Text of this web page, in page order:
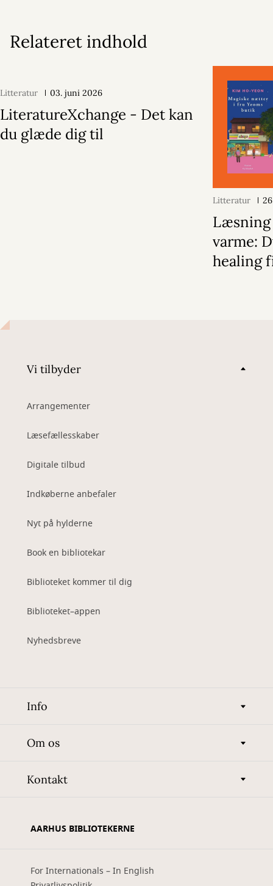
Relateret indhold
Litteratur 03. juni 2026
LiteratureXchange - Det kan
du glæde dig til
Litteratur
Læsning
varme:
healing
Vi tilbyder
Arrangementer
Læsefællesskaber
Digitale tilbud
Indkøberne anbefaler
Nyt på hylderne
Book en bibliotekar
Biblioteket kommer til dig
Biblioteket–appen
Nyhedsbreve
Info
Om os
Kontakt
AARHUS BIBLIOTEKERNE
For Internationals – In English